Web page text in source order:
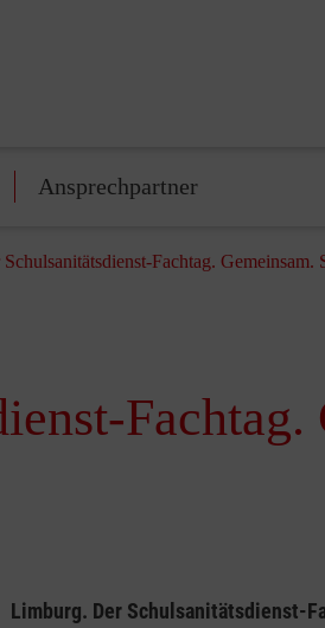
Ansprechpartner
Schulsanitätsdienst-Fachtag.
Limburg. Der Schulsanitätsdienst-